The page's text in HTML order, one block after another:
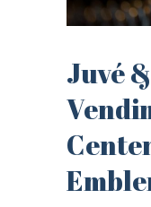
Juvé